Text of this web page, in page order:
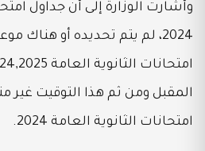
وأشارت الوزارة إلى أن جداول
2024، لم يتم تحديده أو هناك
المقبل ومن ثم هذا التوقيت غير
امتحانات الثانوية العامة 2024.